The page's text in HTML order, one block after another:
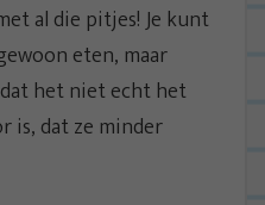
al die pitjes! Je kunt
eten, maar
het niet echt het
is, dat ze minder